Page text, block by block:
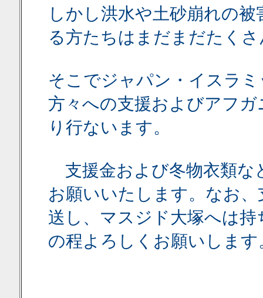
しかし洪水や土砂崩れの
る方たちはまだまだたく
そこでジャパン・イスラ
方々への支援およびアフ
り行ないます。
支援金および冬物衣類な
お願いいたします。なお
送し、マスジド大塚へは
の程よろしくお願いします